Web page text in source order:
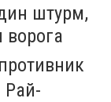
штурм,
ворога
Рай-